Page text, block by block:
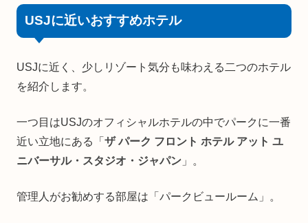
USJに近いおすすめホテル
USJに近く、少しリゾート気分も味わえる二つのホテル
を紹介します。
一つ目はUSJのオフィシャルホテルの中でパークに一番
近い立地にある「 ザ パーク フロント ホテル アット ユ
ニバーサル・スタジオ・ジャパン 」。
管理人がお勧めする部屋は「パークビュールーム」。